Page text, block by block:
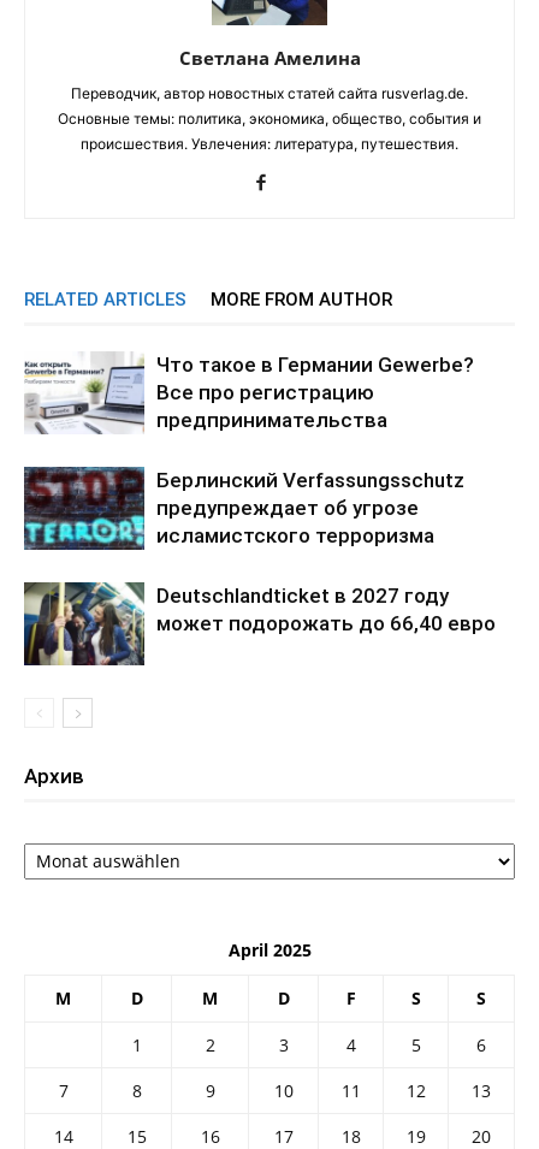
Светлана Амелина
Переводчик, автор новостных статей сайта rusverlag.de.
Основные темы: политика, экономика, общество, события и
происшествия. Увлечения: литература, путешествия.
RELATED ARTICLES MORE FROM AUTHOR
Что такое в Германии Gewerbe?
Все про регистрацию
предпринимательства
Берлинский Verfassungsschutz
предупреждает об угрозе
исламистского терроризма
Deutschlandticket в 2027 году
может подорожать до 66,40 евро
Архив
Архив
April 2025
M D M D F S S
1 2 3 4 5
6
7
8 9 10 11 12
13
14
15 16 17 18 19
20